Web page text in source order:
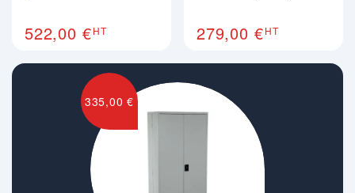
522,00 €HT
335,00 €
279,00 €HT